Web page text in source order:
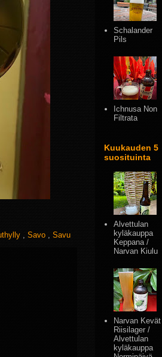
Savo Savu
Schalander
Pils
Ichnusa Non
Filtrata
Kuukauden 5
suosituinta
Alvettulan
kyläkauppa
Keppana /
Narvan Kiulu
Narvan Kevät
Riisilager /
Alvettulan
kyläkauppa